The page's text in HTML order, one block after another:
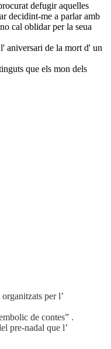
defugir aquelles
decidint-me a parlar amb
cal oblidar per la seua
aniversari de la mort d' un
que els mon dels
per l’
de contes” .
pre-nadal que l’